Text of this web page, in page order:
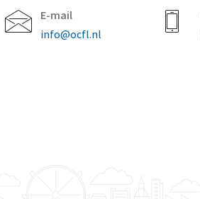
E-mail
info@ocfl.nl